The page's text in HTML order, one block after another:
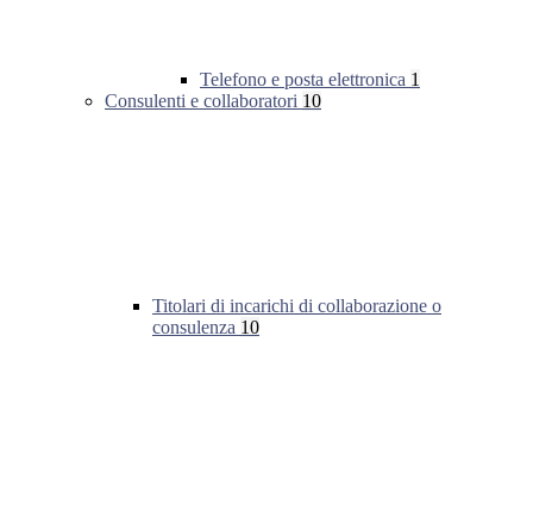
Telefono e posta elettronica 1
Consulenti e collaboratori 10
Titolari di incarichi di collaborazione o
consulenza 10